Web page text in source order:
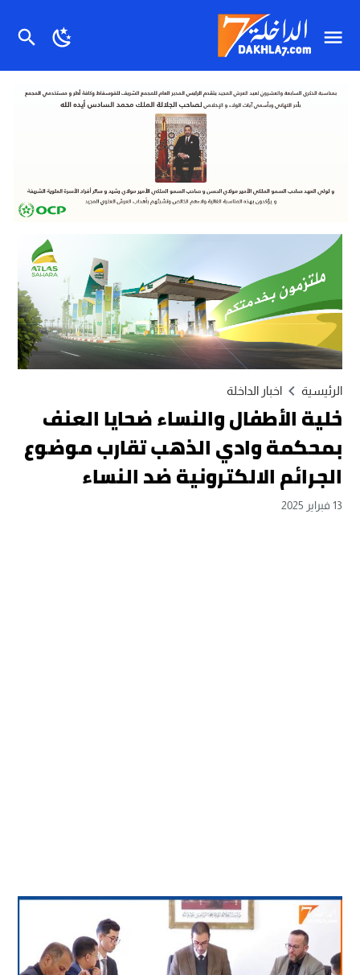
الرئيسية اخبار الداخلة
خلية الأطفال والنساء ضحايا العنف
بمحكمة وادي الذهب تقارب موضوع
الجرائم الالكترونية ضد النساء
13 فبراير 2025